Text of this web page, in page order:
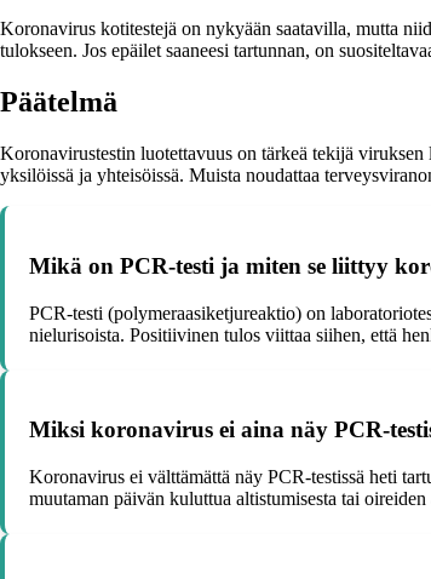
Koronavirus kotitestejä on nykyään saatavilla, mutta
tulokseen. Jos epäilet saaneesi tartunnan, on
Päätelmä
Koronavirustestin luotettavuus on tärkeä tekijä
yksilöissä ja yhteisöissä. Muista noudattaa
Mikä on PCR-testi ja miten se liittyy
PCR-testi (polymeraasiketjureaktio) on
nielurisoista. Positiivinen tulos viittaa siihen, että
Miksi koronavirus ei aina näy PCR-
Koronavirus ei välttämättä näy PCR-testissä heti
muutaman päivän kuluttua altistumisesta tai oireiden